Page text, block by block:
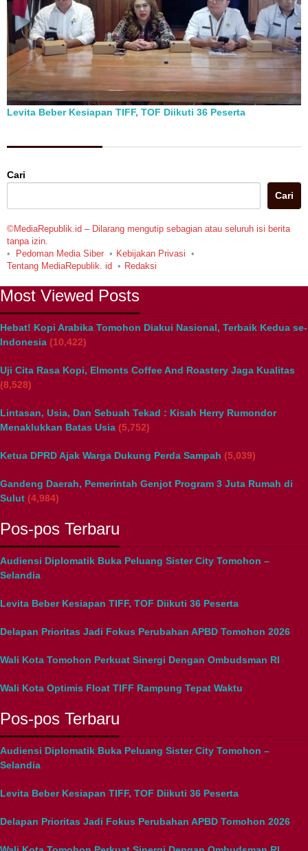
Levita Beber Kesiapan TIFF, TOF Diikuti 36 Peserta
Cari
Cari
©MediaRepublik.id – Dilarang mengutip sebagian atau seluruh isi berita
tanpa izin.
Pedoman Media Siber
Kebijakan Privasi
Tentang MediaRepublik. id
Redaksi
Most Viewed Posts
Hebat! Kopi Arabika Tomohon Diakui Nasional, Terbaik Kedua se-
Indonesia (10,422)
Uji Cita Rasa Kopi, Elmonts Coffee And Roastery Jaga Kualitas
(8,528)
Lintasan, Usia, Dan Sebuah Tekad : Kisah Herry Rumondor
Menaklukkan Batas Usia (5,752)
Ketua DPRD Ajak Warga Dukung Perda Sampah (5,039)
Gandeng Daerah, Pemerintah Genjot Program 3 Juta Rumah di
Sulut (4,984)
Pos-pos Terbaru
Audiensi Diplomatik Buka Peluang Sister City Tomohon –
Selandia
Levita Beber Kesiapan TIFF, TOF Diikuti 36 Peserta
Delapan Prioritas Jadi Fokus Perubahan APBD Tomohon 2026
Wali Kota Tomohon Perkuat Sinergi Dengan Ombudsman RI
Wali Kota Optimis Float TIFF Rampung Tepat Waktu
Pos-pos Terbaru
Audiensi Diplomatik Buka Peluang Sister City Tomohon –
Selandia
Levita Beber Kesiapan TIFF, TOF Diikuti 36 Peserta
Delapan Prioritas Jadi Fokus Perubahan APBD Tomohon 2026